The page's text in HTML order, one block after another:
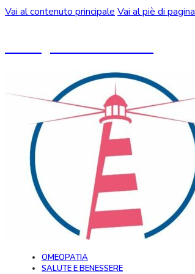
Vai al contenuto principale Vai al piè di pagina
OMEOPATIA
SALUTE E BENESSERE